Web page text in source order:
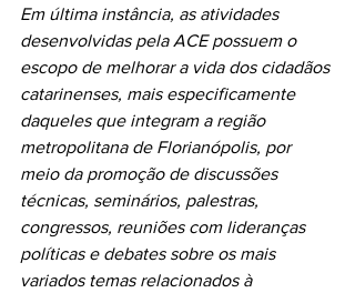
Em última instância, as atividades
desenvolvidas pela ACE possuem o
escopo de melhorar a vida dos cidadãos
catarinenses, mais especificamente
daqueles que integram a região
metropolitana de Florianópolis, por
meio da promoção de discussões
técnicas, seminários, palestras,
congressos, reuniões com lideranças
políticas e debates sobre os mais
variados temas relacionados à